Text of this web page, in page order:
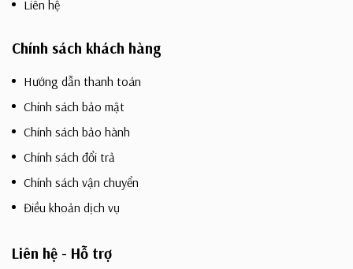
Liên hệ
Chính sách khách hàng
Hướng dẫn thanh toán
Chính sách bảo mật
Chính sách bảo hành
Chính sách đổi trả
Chính sách vận chuyển
Điều khoản dịch vụ
Liên hệ - Hỗ trợ